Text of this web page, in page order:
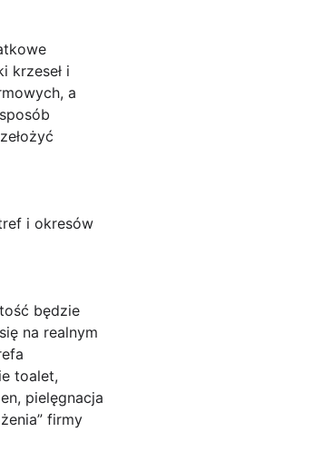
krzeseł i
a
i okresów
będzie
na realnym
toalet,
pielęgnacja
firmy